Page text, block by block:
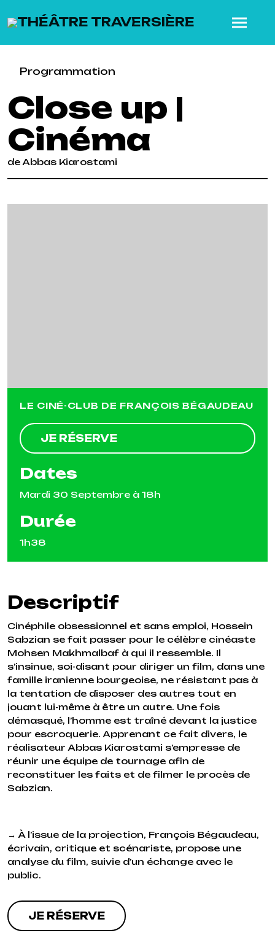
Programmation
Close up |
Cinéma
de Abbas Kiarostami
LE CINÉ-CLUB DE FRANÇOIS BÉGAUDEAU
JE RÉSERVE
Dates
Mardi 30 Septembre à 18h
Durée
1h38
Descriptif
Cinéphile obsessionnel et sans emploi, Hossein
Sabzian se fait passer pour le célèbre cinéaste
Mohsen Makhmalbaf à qui il ressemble. Il
s’insinue, soi-disant pour diriger un film, dans une
famille iranienne bourgeoise, ne résistant pas à
la tentation de disposer des autres tout en
jouant lui-même à être un autre. Une fois
démasqué, l’homme est traîné devant la justice
pour escroquerie. Apprenant ce fait divers, le
réalisateur Abbas Kiarostami s’empresse de
réunir une équipe de tournage afin de
reconstituer les faits et de filmer le procès de
Sabzian.
→ À l’issue de la projection, François Bégaudeau,
écrivain, critique et scénariste, propose une
analyse du film, suivie d’un échange avec le
public.
JE RÉSERVE